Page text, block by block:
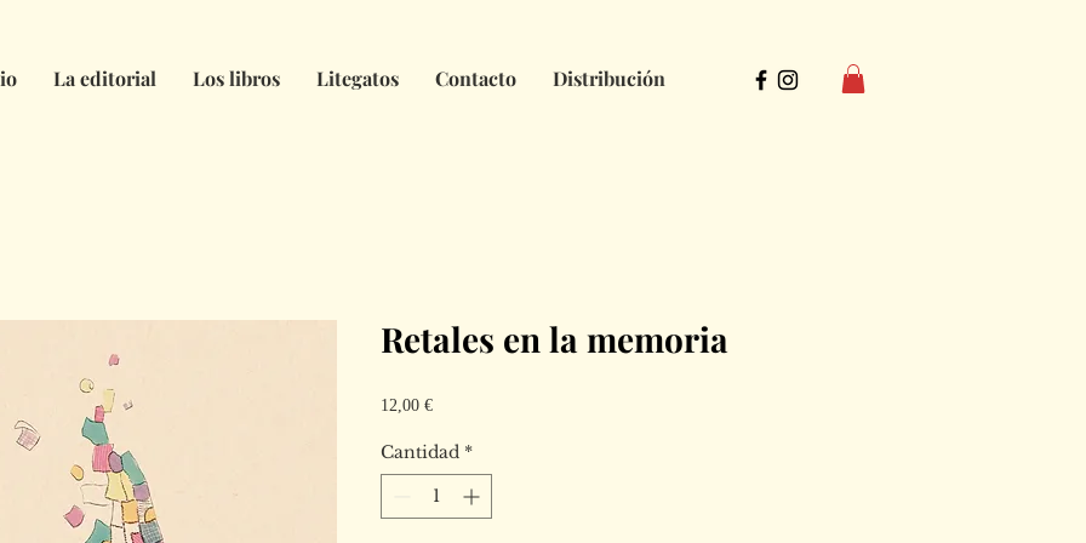
La editorial Los libros Litegatos Contacto Distribución
Retales en la memoria
12,00 €Precio
Cantidad *